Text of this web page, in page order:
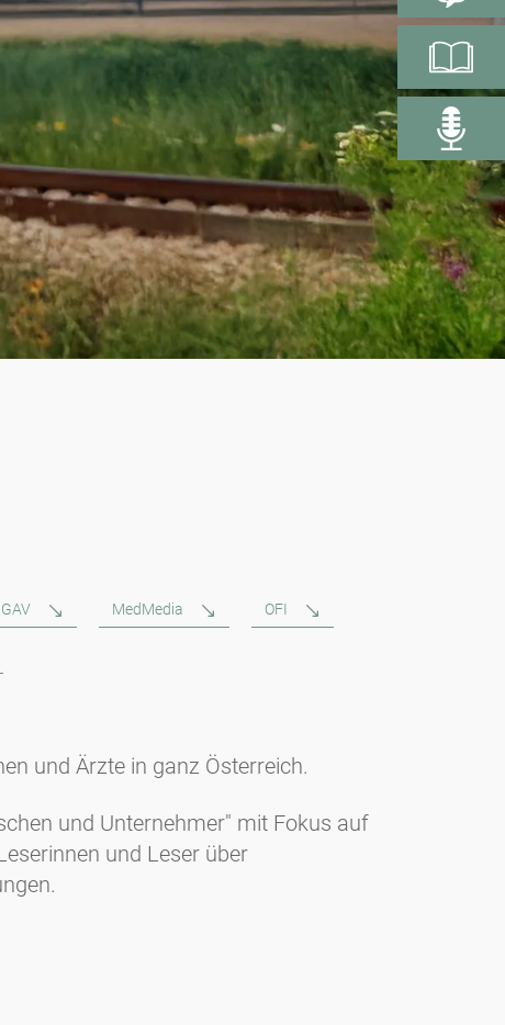
MedMedia OFI
und Ärzte in ganz Österreich.
und Unternehmer" mit Fokus auf
und Leser über